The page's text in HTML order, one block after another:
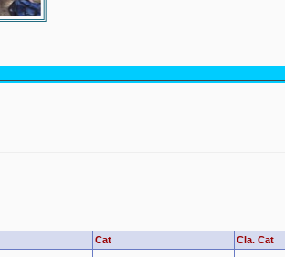
Cat Cla. Cat